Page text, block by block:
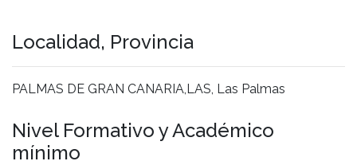
Localidad, Provincia
PALMAS DE GRAN CANARIA,LAS, Las Palmas
Nivel Formativo y Académico
mínimo